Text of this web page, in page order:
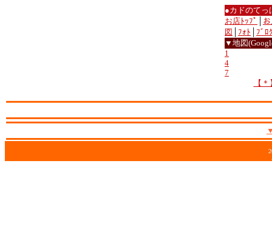
●カドのて
お店ﾄｯﾌﾟ
図
ﾌｫﾄ
ﾌﾞﾛ
▼地図
1
4
7
【